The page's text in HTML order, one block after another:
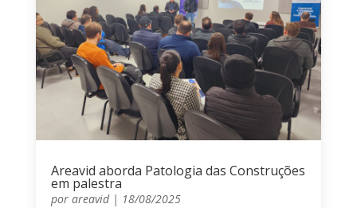
Areavid aborda Patologia das Construções
em palestra
por areavid| 18/08/2025